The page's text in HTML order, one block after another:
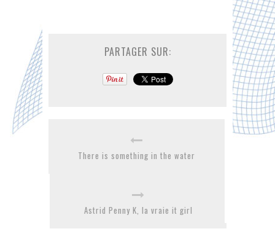
PARTAGER SUR:
There is something in the water
Astrid Penny K, la vraie it girl